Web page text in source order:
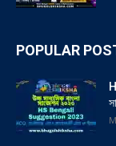
POPULAR